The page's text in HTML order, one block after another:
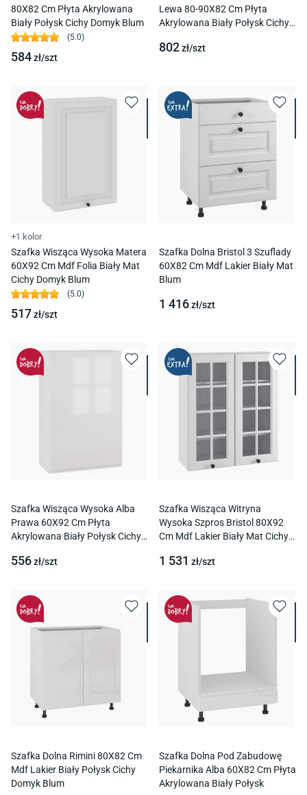
80X82 Cm Płyta Akrylowana
Biały Połysk Cichy Domyk Blum
(5.0)
584zł/szt
Lewa 80-90X82 Cm Płyta
Akrylowana Biały Połysk Cichy
802zł/szt
+1 kolor
Szafka Wisząca Wysoka Matera
60X92 Cm Mdf Folia Biały Mat
Cichy Domyk Blum
(5.0)
517zł/szt
Szafka Dolna Bristol 3 Szuflady
60X82 Cm Mdf Lakier Biały Mat
Blum
1 416zł/szt
Szafka Wisząca Wysoka Alba
Prawa 60X92 Cm Płyta
Akrylowana Biały Połysk Cichy
556zł/szt
Szafka Wisząca Witryna
Wysoka Szpros Bristol 80X92
Cm Mdf Lakier Biały Mat Cichy
1 531 zł/szt
Szafka Dolna Rimini 80X82 Cm
Mdf Lakier Biały Połysk Cichy
Domyk Blum
Szafka Dolna Pod Zabudowę
Piekarnika Alba 60X82 Cm Płyta
Akrylowana Biały Połysk